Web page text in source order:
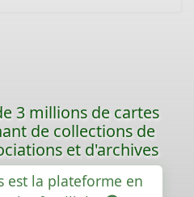
3 millions de cartes
de collections de
et d'archives
est la plateforme en